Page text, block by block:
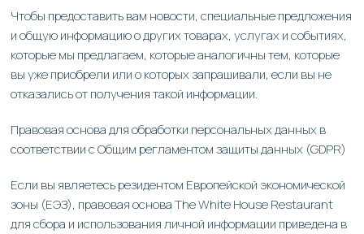
Чтобы предоставить вам новости, специальные предложения
и общую информацию о других товарах, услугах и событиях,
которые мы предлагаем, которые аналогичны тем, которые
вы уже приобрели или о которых запрашивали, если вы не
отказались от получения такой информации.
Правовая основа для обработки персональных данных в
соответствии с Общим регламентом защиты данных (GDPR)
Если вы являетесь резидентом Европейской экономической
зоны (ЕЭЗ), правовая основа The White House Restaurant
для сбора и использования личной информации приведена в